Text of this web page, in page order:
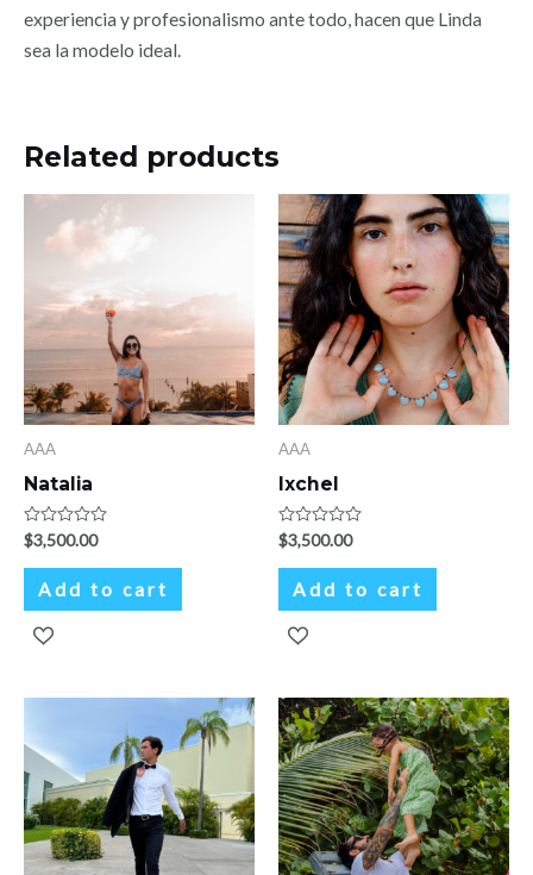
experiencia y profesionalismo ante todo, hacen que Linda
sea la modelo ideal.
Related products
AAA
Natalia
Rated
0
out
$3,500.00
Add to cart
AAA
Ixchel
Rated
0
out
$3,500.00
Add to cart